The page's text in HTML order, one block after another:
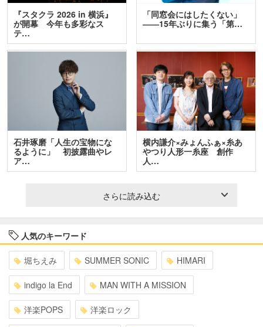
『スタクラ 2026 in 横浜』
が開幕 今年も多彩なス
テ…
「同窓会にはしたくない」
――15年ぶりに集う「第…
石井琢磨「人生の宝物にな
るように」 初披露曲やレ
ア…
横内謙介×みょんふぁ×糸あ
やつり人形一糸座 創作
人…
さらに読み込む
人気のキーワード
堀ちえみ SUMMER SONIC HIMARI
indigo la End MAN WITH A MISSION
洋楽POPS 洋楽ロック